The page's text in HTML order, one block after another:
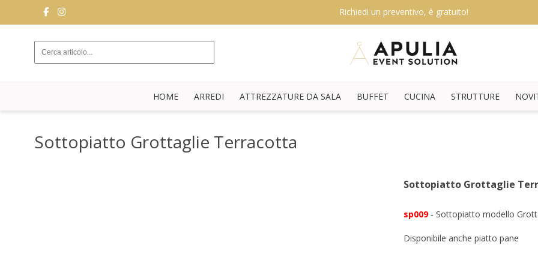
ARREDI
Richiedi un preventivo, è gratuito!
HOME ARREDI ATTREZZATURE DA SALA BUFFET CUCINA STRUTTURE
Sottopiatto Grottaglie Terracotta
Sottopiatto Grottaglie
sp009- Sottopiatto modello
Disponibile anche piatto pane